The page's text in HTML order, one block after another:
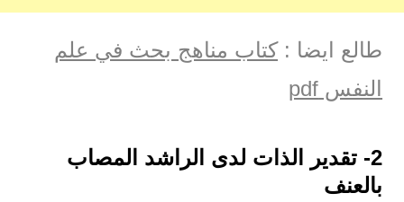
طالع ايضا :كتاب مناهج بحث في علم
النفس pdf
2- تقدير الذات لدى الراشد المصاب
بالعنف